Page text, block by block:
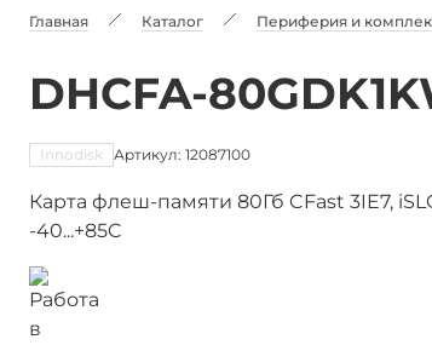
Главная Каталог Периферия и
DHCFA-
Innodisk Артикул: 12087100
Карта флеш-памяти 80Гб CFast 3IE7,
-40...+85C